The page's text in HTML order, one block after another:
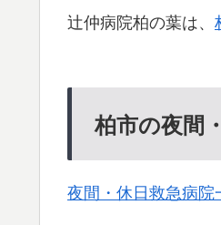
辻仲病院柏の葉は、
柏市の夜間
夜間・休日救急病院